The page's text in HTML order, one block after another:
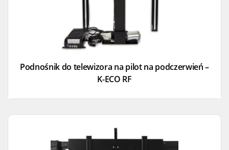
Podnośnik do telewizora na pilot na podczerwień –
K-ECO RF